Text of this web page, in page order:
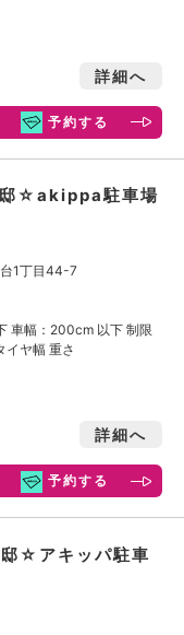
詳細へ
予約する
☆akippa駐車場
1丁目44-7
車幅：200cm 以下 制限
イヤ幅 重さ
詳細へ
予約する
☆アキッパ駐車